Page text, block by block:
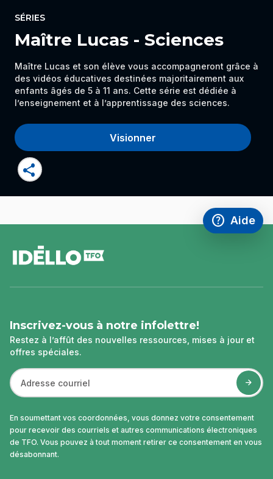
SÉRIES
Maître Lucas - Sciences
Maître Lucas et son élève vous accompagneront grâce à
des vidéos éducatives destinées majoritairement aux
enfants âgés de 5 à 11 ans. Cette série est dédiée à
l’enseignement et à l’apprentissage des sciences.
Visionner
share
help
Accéder à
Aide
,Ce lien
de
page
Inscrivez-vous à notre infolettre!
Restez à l’affût des nouvelles ressources, mises à jour et
offres spéciales.
En soumettant vos coordonnées, vous donnez votre consentement
pour recevoir des courriels et autres communications électroniques
de TFO. Vous pouvez à tout moment retirer ce consentement en vous
désabonnant.